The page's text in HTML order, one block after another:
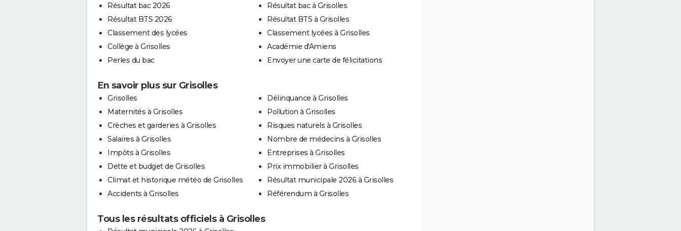
Résultat bac 2026
Résultat BTS 2026
Classement des lycées
Collège à Grisolles
Perles du bac
Résultat bac à Grisolles
Résultat BTS à Grisolles
Classement lycées à Grisolles
Académie d'Amiens
Envoyer une carte de félicitations
En savoir plus sur Grisolles
Grisolles
Maternités à Grisolles
Crèches et garderies à Grisolles
Salaires à Grisolles
Impôts à Grisolles
Dette et budget de Grisolles
Climat et historique météo de Grisolles
Accidents à Grisolles
Délinquance à Grisolles
Pollution à Grisolles
Risques naturels à Grisolles
Nombre de médecins à Grisolles
Entreprises à Grisolles
Prix immobilier à Grisolles
Résultat municipale 2026 à Grisolles
Référendum à Grisolles
Tous les résultats officiels à Grisolles